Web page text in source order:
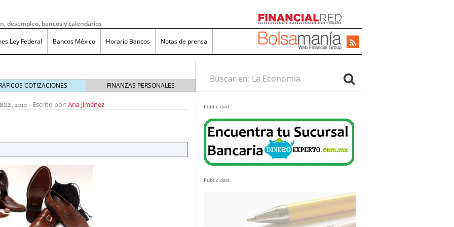
desempleo, bancos y calendarios
Ley Federal Bancos México Horario Bancos Notas de prensa
bruto a neto en México?
de reducción de jornada laboral en México con
COTIZACIONES FINANZAS PERSONALES
Buscar en:
2010- Escrito por:Ana Jiménez Publicidad
Publicidad